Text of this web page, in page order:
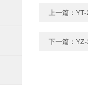
上一篇：
下一篇：